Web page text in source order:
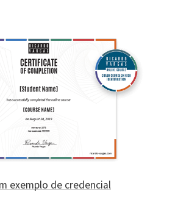
exemplo de credencial